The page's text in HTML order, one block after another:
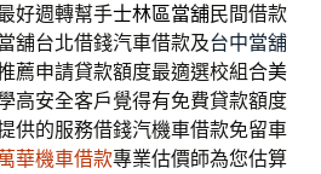
好週轉幫手士林區當舖民間借款
舖台北借錢汽車借款及台中當舖
薦申請貸款額度最適選校組合美
高安全客戶覺得有免費貸款額度
供的服務借錢汽機車借款免留車
華機車借款專業估價師為您估算